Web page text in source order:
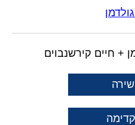
+ חיים קירשנבוים